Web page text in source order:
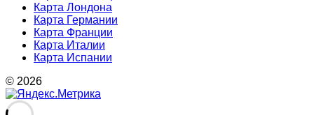
Карта Лондона
Карта Германии
Карта Франции
Карта Италии
Карта Испании
© 2026